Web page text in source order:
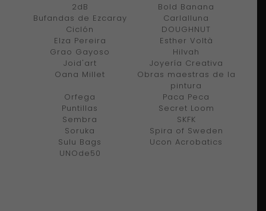
2dB
Bold Banana
Bufandas de Ezcaray
Carlalluna
Ciclón
DOUGHNUT
Elza Pereira
Esther Voltà
Grao Gayoso
Hilvah
Joid'art
Joyería Creativa
Oana Millet
Obras maestras de la
pintura
Orfega
Paca Peca
Puntillas
Secret Loom
Sembra
SKFK
Soruka
Spira of Sweden
Sulu Bags
Ucon Acrobatics
UNOde50